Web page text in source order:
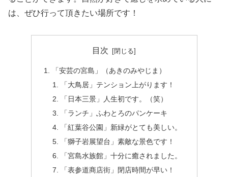
は、ぜひ行って頂きたい場所です！
目次
「安芸の宮島」（あきのみやじま）
「大鳥居」テンション上がります！
「日本三景」人生初です。（笑）
「ランチ」ふわとろのパンケーキ
「紅葉谷公園」新緑がとても美しい。
「獅子岩展望台」素敵な景色です！
「宮島水族館」十分に癒されました。
「表参道商店街」閉店時間が早い！